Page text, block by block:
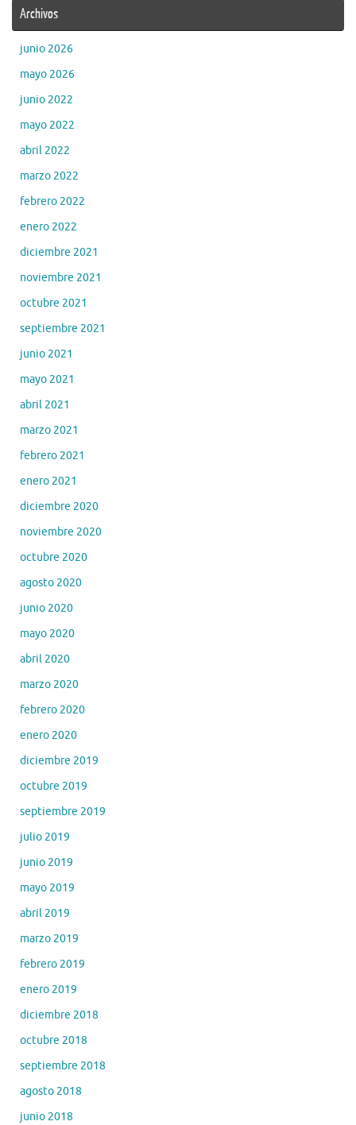
Archivos
junio 2026
mayo 2026
junio 2022
mayo 2022
abril 2022
marzo 2022
febrero 2022
enero 2022
diciembre 2021
noviembre 2021
octubre 2021
septiembre 2021
junio 2021
mayo 2021
abril 2021
marzo 2021
febrero 2021
enero 2021
diciembre 2020
noviembre 2020
octubre 2020
agosto 2020
junio 2020
mayo 2020
abril 2020
marzo 2020
febrero 2020
enero 2020
diciembre 2019
octubre 2019
septiembre 2019
julio 2019
junio 2019
mayo 2019
abril 2019
marzo 2019
febrero 2019
enero 2019
diciembre 2018
octubre 2018
septiembre 2018
agosto 2018
junio 2018